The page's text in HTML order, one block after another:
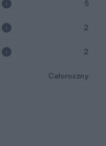
5
2
2
Całoroczny